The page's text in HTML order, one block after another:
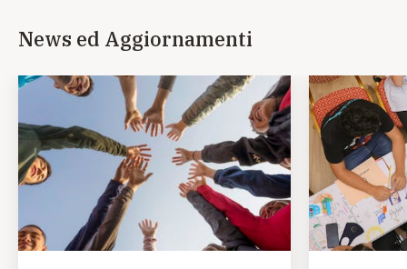
News ed Aggiornamenti